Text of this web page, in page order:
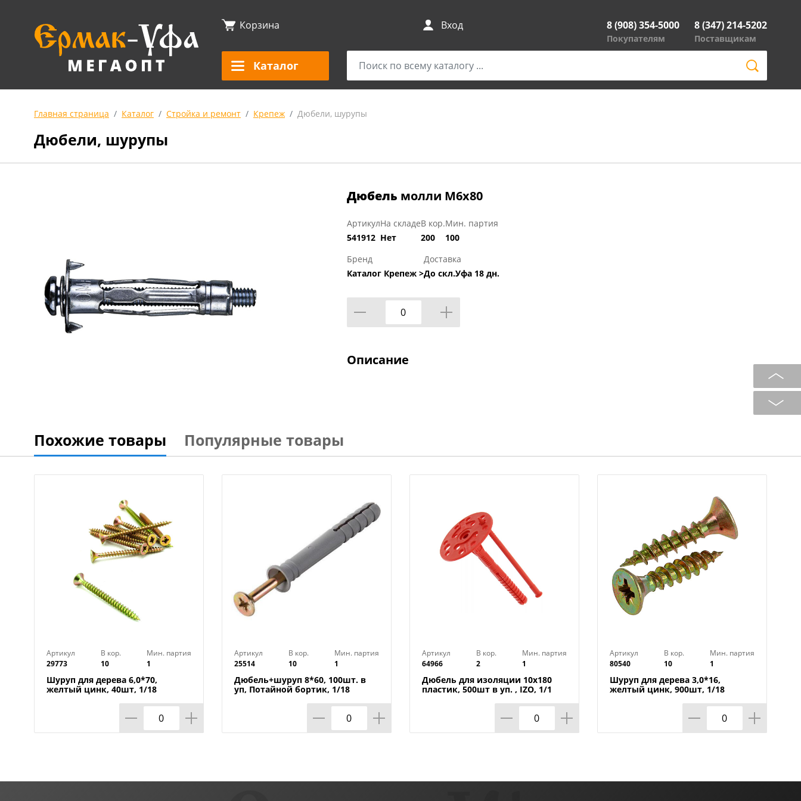
Корзина Вход 8 (908) 354-5000
Покупателям
8 (347) 214-5202
Поставщикам
Каталог
Главная страница Каталог Стройка и ремонт Крепеж Дюбели, шурупы
Дюбели, шурупы
Дюбель молли М6х80
Артикул
541912
На складе
Нет
В кор.
200
Мин. партия
100
Бренд
Каталог Крепеж >
Доставка
До скл.Уфа 18 дн.
Описание
Похожие товары Популярные товары
Артикул
29773
В кор.
10
Мин. партия
1
Шуруп для дерева 6,0*70,
желтый цинк, 40шт, 1/18
Артикул
25514
В кор.
10
Мин. партия
1
Дюбель+шуруп 8*60, 100шт. в
уп, Потайной бортик, 1/18
Артикул
64966
В кор.
2
Мин. партия
1
Дюбель для изоляции 10х180
пластик, 500шт в уп. , IZO, 1/1
Артикул
80540
В кор.
10
Мин. партия
1
Шуруп для дерева 3,0*16,
желтый цинк, 900шт, 1/18